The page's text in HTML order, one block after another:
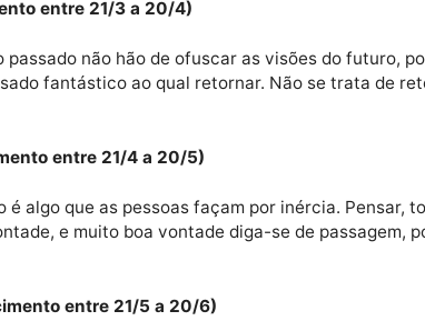
desenvolvimento de uma terapia para
então, que se não te ergues e tomas
do passado não hão de ofuscar as visões do
fantástico ao qual retornar. Não se